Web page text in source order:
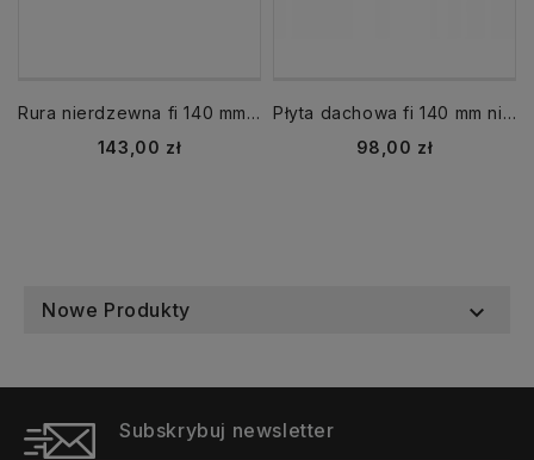
Rura nierdzewna fi 140 mm dł. 1000 mm 1 mb
Cena
143,00 zł
Płyta dachowa fi 140 mm nierdzewna
Cena
98,00 zł
Nowe Produkty 
Subskrybuj newsletter